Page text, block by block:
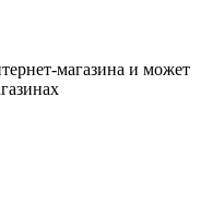
магазина и может